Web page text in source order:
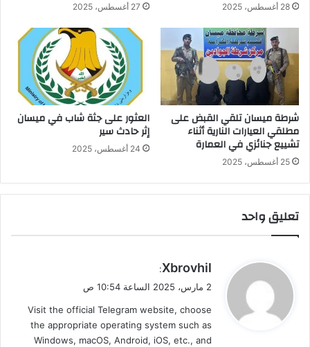
28 أغسطس، 2025 27 أغسطس، 2025
شرطة ميسان تلقي القبض على
مطلقي العيارات النارية أثناء
تشييع جنائزي في العمارة
25 أغسطس، 2025
العثور على جثة شاب في ميسان
إثر حادث سير
24 أغسطس، 2025
تعليق واحد
ي
ق
ل
Xbrovhil
:
2 مارس، 2025 الساعة 10:54 ص
Visit the official Telegram website, choose
the appropriate operating system such as
Windows, macOS, Android, iOS, etc., and